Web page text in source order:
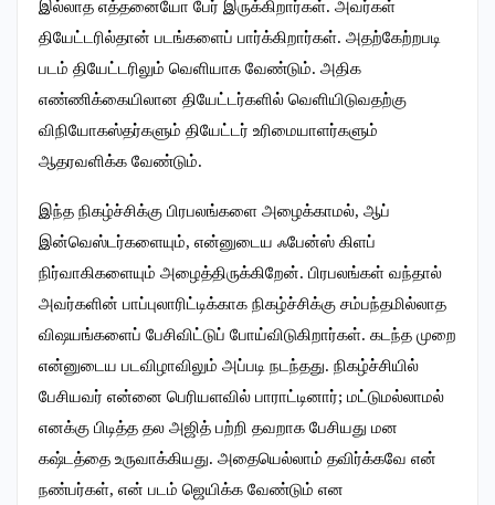
இல்லாத எத்தனையோ பேர் இருக்கிறார்கள். அவர்கள்
தியேட்டரில்தான் படங்களைப் பார்க்கிறார்கள். அதற்கேற்றபடி
படம் தியேட்டரிலும் வெளியாக வேண்டும். அதிக
எண்ணிக்கையிலான தியேட்டர்களில் வெளியிடுவதற்கு
விநியோகஸ்தர்களும் தியேட்டர் உரிமையாளர்களும்
ஆதரவளிக்க வேண்டும்.
இந்த நிகழ்ச்சிக்கு பிரபலங்களை அழைக்காமல், ஆப்
இன்வெஸ்டர்களையும், என்னுடைய ஃபேன்ஸ் கிளப்
நிர்வாகிகளையும் அழைத்திருக்கிறேன். பிரபலங்கள் வந்தால்
அவர்களின் பாப்புலாரிட்டிக்காக நிகழ்ச்சிக்கு சம்பந்தமில்லாத
விஷயங்களைப் பேசிவிட்டுப் போய்விடுகிறார்கள். கடந்த முறை
என்னுடைய படவிழாவிலும் அப்படி நடந்தது. நிகழ்ச்சியில்
பேசியவர் என்னை பெரியளவில் பாராட்டினார்; மட்டுமல்லாமல்
எனக்கு பிடித்த தல அஜித் பற்றி தவறாக பேசியது மன
கஷ்டத்தை உருவாக்கியது. அதையெல்லாம் தவிர்க்கவே என்
நண்பர்கள், என் படம் ஜெயிக்க வேண்டும் என